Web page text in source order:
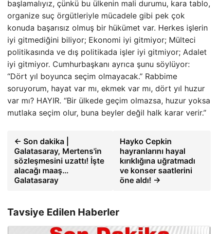
başlamalıyız, çünkü bu ülkenin mali durumu, kara tablo,
organize suç örgütleriyle mücadele gibi pek çok
konuda başarısız olmuş bir hükümet var. Herkes işlerin
iyi gitmediğini biliyor; Ekonomi iyi gitmiyor; Mülteci
politikasında ve dış politikada işler iyi gitmiyor; Adalet
iyi gitmiyor. Cumhurbaşkanı ayrıca şunu söylüyor:
“Dört yıl boyunca seçim olmayacak.” Rabbime
soruyorum, hayat var mı, ekmek var mı, dört yıl huzur
var mı? HAYIR. “Bir ülkede geçim olmazsa, huzur yoksa
mutlaka seçim olur, buna beyler değil halk karar verir.”
← Son dakika |
Galatasaray, Mertens'in
sözleşmesini uzattı! İşte
alacağı maaş…
Galatasaray
Hayko Cepkin
hayranlarını hayal
kırıklığına uğratmadı
ve konser saatlerini
öne aldı! →
Tavsiye Edilen Haberler